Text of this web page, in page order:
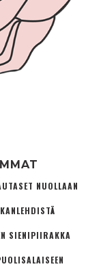
NUOLLAAN
SIENIPIIRAKKA